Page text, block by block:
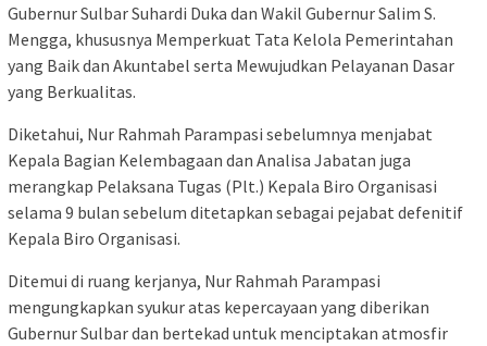
Gubernur Sulbar Suhardi Duka dan Wakil Gubernur Salim S.
Mengga, khususnya Memperkuat Tata Kelola Pemerintahan
yang Baik dan Akuntabel serta Mewujudkan Pelayanan Dasar
yang Berkualitas.
Diketahui, Nur Rahmah Parampasi sebelumnya menjabat
Kepala Bagian Kelembagaan dan Analisa Jabatan juga
merangkap Pelaksana Tugas (Plt.) Kepala Biro Organisasi
selama 9 bulan sebelum ditetapkan sebagai pejabat defenitif
Kepala Biro Organisasi.
Ditemui di ruang kerjanya, Nur Rahmah Parampasi
mengungkapkan syukur atas kepercayaan yang diberikan
Gubernur Sulbar dan bertekad untuk menciptakan atmosfir